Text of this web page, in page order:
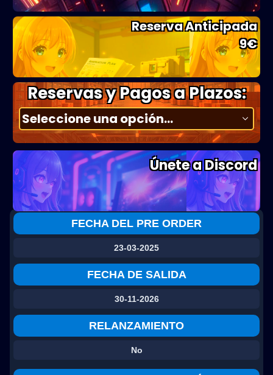
Reserva Anticipada
9€
Reservas y Pagos a Plazos:
Únete a Discord
FECHA DEL PRE ORDER
23-03-2025
FECHA DE SALIDA
30-11-2026
RELANZAMIENTO
No